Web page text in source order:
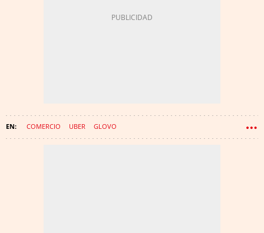
COMERCIO UBER GLOVO